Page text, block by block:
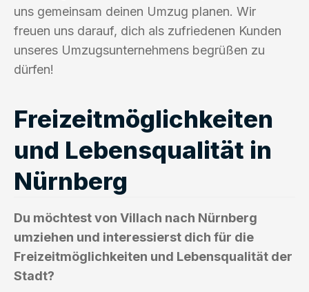
uns gemeinsam deinen Umzug planen. Wir
freuen uns darauf, dich als zufriedenen Kunden
unseres Umzugsunternehmens begrüßen zu
dürfen!
Freizeitmöglichkeiten
und Lebensqualität in
Nürnberg
Du möchtest von Villach nach Nürnberg
umziehen und interessierst dich für die
Freizeitmöglichkeiten und Lebensqualität der
Stadt?